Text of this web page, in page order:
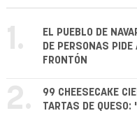
1.
EL PUEBLO DE
DE PERSONAS PIDE
FRONTÓN
2.
99 CHEESECAKE
TARTAS DE